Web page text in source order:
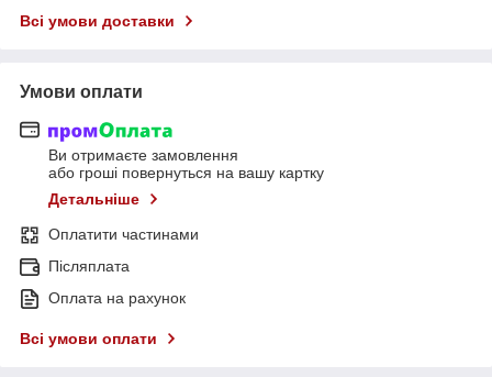
Всі умови доставки
Умови оплати
Ви отримаєте замовлення
або гроші повернуться на вашу картку
Детальніше
Оплатити частинами
Післяплата
Оплата на рахунок
Всі умови оплати